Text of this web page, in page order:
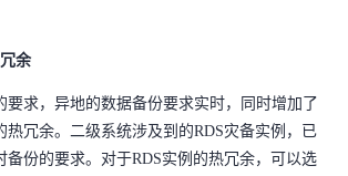
余
要求，异地的数据备份要求实时，同时增加了
热冗余。二级系统涉及到的RDS灾备实例，已
备份的要求。对于RDS实例的热冗余，可以选